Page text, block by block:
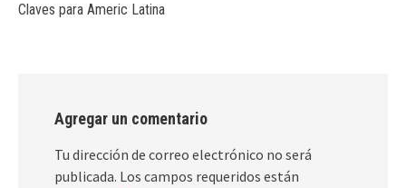
Claves para Americ Latina
Agregar un comentario
Tu dirección de correo electrónico no será
publicada. Los campos requeridos están